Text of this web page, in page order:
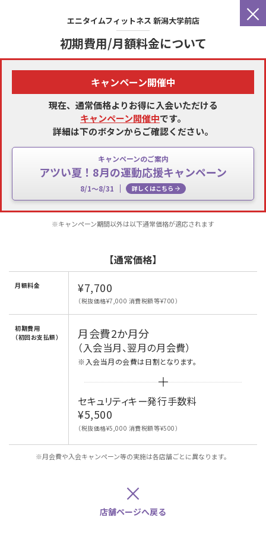
×
エニタイムフィットネス 新潟大学前店
初期費用/月額料金について
キャンペーン開催中
現在、通常価格よりお得に入会いただける
キャンペーン開催中です。
詳細は下のボタンからご確認ください。
キャンペーンのご案内
アツい夏！8月の運動応援キャンペーン
8/1～8/31 詳しくはこちら
※キャンペーン期間以外は以下通常価格が適応されます
【通常価格】
月額料金 ¥7,700
（税抜価格¥7,000 消費税額等¥700）
初期費用
（初回お支払額）
月会費2か月分
（入会当月、翌月の月会費）
※入会当月の会費は日割となります。
セキュリティキー発行手数料
¥5,500
（税抜価格¥5,000 消費税額等¥500）
※月会費や入会キャンペーン等の実施は各店舗ごとに異なります。
×
店舗ページへ戻る